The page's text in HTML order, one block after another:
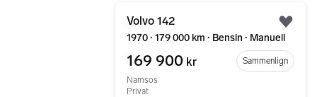
Volvo 142
1970 ∙ 179 000 km ∙ Bensin ∙ Manuell
169 900 kr
Sammenlign
Namsos
Privat